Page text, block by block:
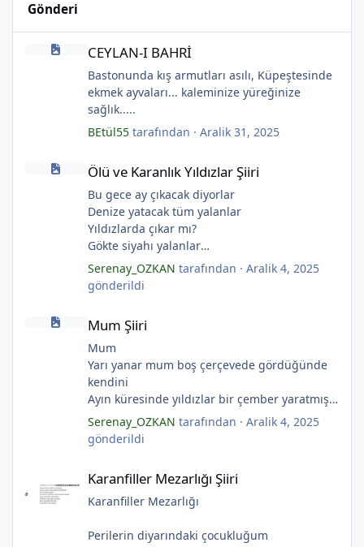
Gönderi
CEYLAN-I BAHRİ
Bastonunda kış armutları asılı, Küpeştesinde
ekmek ayvaları... kaleminize yüreğinize
sağlık.....
BEtül55tarafından · Aralik 31, 2025
Ölü ve Karanlık Yıldızlar Şiiri
Bu gece ay çıkacak diyorlar
Denize yatacak tüm yalanlar
Yıldızlarda çıkar mı?
Gökte siyahı yalanlar
Ölü ve karanlık yıldızlar
Ayı sarhoş etmişler
Ay kesilmiş kızıl, kızıl
(Serenay Özkan, Viata)
Serenay_OZKAN tarafından · Aralik 4, 2025
gönderildi
Mum Şiiri
Mum
Yarı yanar mum boş çerçevede gördüğünde
kendini
Ayın küresinde yıldızlar bir çember yaratmış
Çocukların rüyalarını.
Gıcırdayan tahta evimizdeki mumlar
Bizi bizlere gösteren fenermiş.
Fenerler bir başka yanarmış.
Hayalin gerçeğinde susmayan sesini
Aşıklar evlerinde ailelerini sayarmış.
Serenay_OZKAN tarafından · Aralik 4, 2025
gönderildi
Karanfiller Mezarlığı Şiiri
Karanfiller Mezarlığı
Perilerin diyarındaki çocukluğum
*